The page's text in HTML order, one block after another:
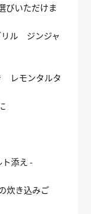
びいただけま
ル ジンジャ
レモンタルタ
添え -
炊き込みご